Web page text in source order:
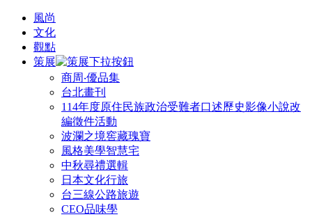
風尚
文化
觀點
策展
商周‧優品集
台北畫刊
114年度原住民族政治受難者口述歷史影像小說改
編徵件活動
波瀾之境窖藏瑰寶
風格美學智慧宅
中秋尋禮選輯
日本文化行旅
台三線公路旅遊
CEO品味學